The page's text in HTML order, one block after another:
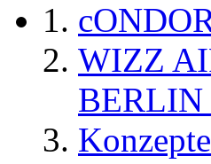
WIZZ
BERLIN